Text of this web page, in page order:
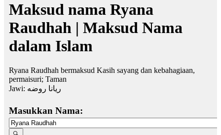
Maksud nama Ryana
Raudhah | Maksud Nama
dalam Islam
Ryana Raudhah bermaksud Kasih sayang dan kebahagiaan,
permaisuri; Taman
Jawi: ريانا روضه
Masukkan Nama: